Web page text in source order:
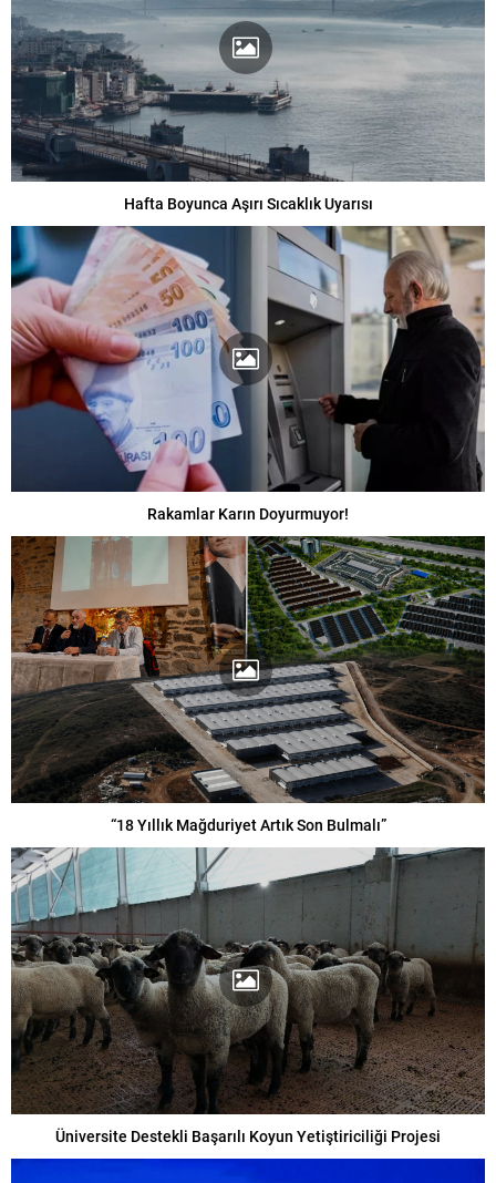
Hafta Boyunca Aşırı Sıcaklık Uyarısı
Rakamlar Karın Doyurmuyor!
“18 Yıllık Mağduriyet Artık Son Bulmalı”
Üniversite Destekli Başarılı Koyun Yetiştiriciliği Projesi